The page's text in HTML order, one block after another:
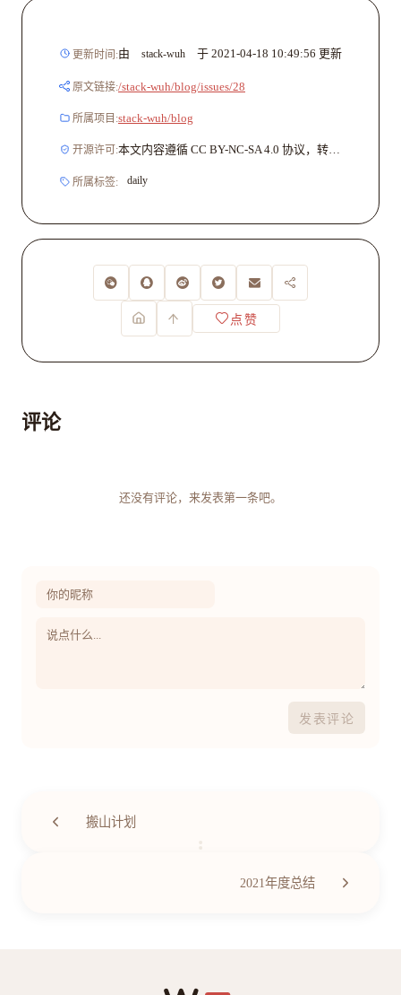
更新时间:由 stack-wuh 于 2021-04-18 10:49:56 更新
原文链接:/stack-wuh/blog/issues/28
所属项目:stack-wuh/blog
开源许可:
所属标签: daily
点赞
评论
还没有评论，来发表第一条吧。
发表评论
搬山计划
2021年度总结